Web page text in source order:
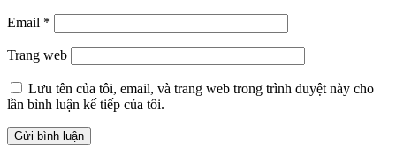
Email *
Trang web
Lưu tên của tôi, email, và trang web trong trình duyệt này cho
lần bình luận kế tiếp của tôi.